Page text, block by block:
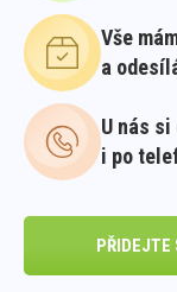
Vše
a
U nás
i po
PŘIDEJTE